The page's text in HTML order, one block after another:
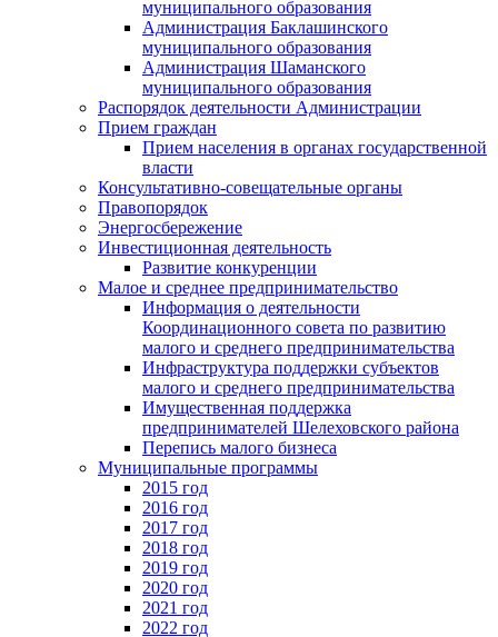
муниципального образования
Администрация Баклашинского
муниципального образования
Администрация Шаманского
муниципального образования
Распорядок деятельности Администрации
Прием граждан
Прием населения в органах государственной
власти
Консультативно-совещательные органы
Правопорядок
Энергосбережение
Инвестиционная деятельность
Развитие конкуренции
Малое и среднее предпринимательство
Информация о деятельности
Координационного совета по развитию
малого и среднего предпринимательства
Инфраструктура поддержки субъектов
малого и среднего предпринимательства
Имущественная поддержка
предпринимателей Шелеховского района
Перепись малого бизнеса
Муниципальные программы
2015 год
2016 год
2017 год
2018 год
2019 год
2020 год
2021 год
2022 год